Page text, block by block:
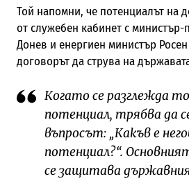
Той напомни, че потенциалът на
от служебен кабинет с министър-
Донев и енергиен министър
договорът да струва на
Когато се разглежда
потенциал, трябва да
въпросът: „Какъв е
потенциал?“.
се защитава